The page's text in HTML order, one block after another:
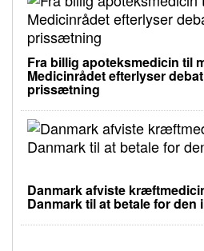
Fra billig apoteksmedicin til
Medicinrådet efterlyser
prissætning
Danmark afviste
Danmark til at betale for den